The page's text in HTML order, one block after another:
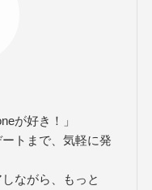
が好き！」
トまで、気軽に発
ながら、もっと